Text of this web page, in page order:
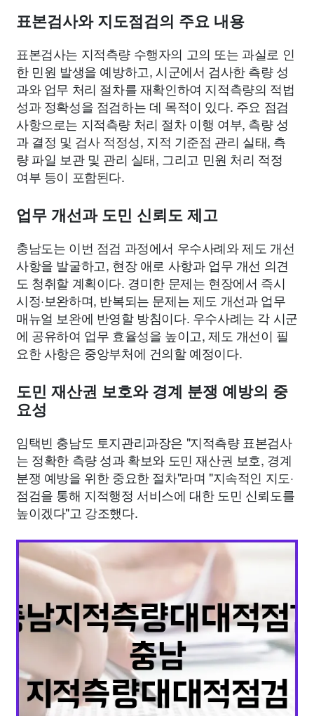
표본검사와 지도점검의 주요 내용
표본검사는 지적측량 수행자의 고의 또는 과실로 인
한 민원 발생을 예방하고, 시군에서 검사한 측량 성
과와 업무 처리 절차를 재확인하여 지적측량의 적법
성과 정확성을 점검하는 데 목적이 있다. 주요 점검
사항으로는 지적측량 처리 절차 이행 여부, 측량 성
과 결정 및 검사 적정성, 지적 기준점 관리 실태, 측
량 파일 보관 및 관리 실태, 그리고 민원 처리 적정
여부 등이 포함된다.
업무 개선과 도민 신뢰도 제고
충남도는 이번 점검 과정에서 우수사례와 제도 개선
사항을 발굴하고, 현장 애로 사항과 업무 개선 의견
도 청취할 계획이다. 경미한 문제는 현장에서 즉시
시정·보완하며, 반복되는 문제는 제도 개선과 업무
매뉴얼 보완에 반영할 방침이다. 우수사례는 각 시군
에 공유하여 업무 효율성을 높이고, 제도 개선이 필
요한 사항은 중앙부처에 건의할 예정이다.
도민 재산권 보호와 경계 분쟁 예방의 중
요성
임택빈 충남도 토지관리과장은 "지적측량 표본검사
는 정확한 측량 성과 확보와 도민 재산권 보호, 경계
분쟁 예방을 위한 중요한 절차"라며 "지속적인 지도·
점검을 통해 지적행정 서비스에 대한 도민 신뢰도를
높이겠다"고 강조했다.